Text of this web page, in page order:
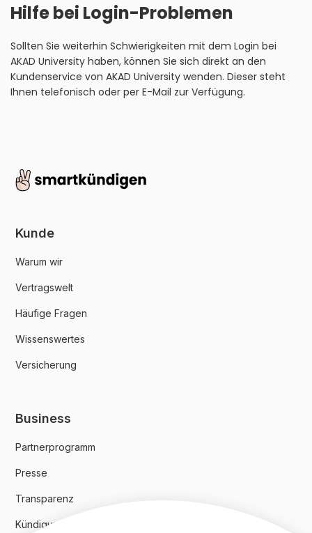
Hilfe bei Login-Problemen
Sollten Sie weiterhin Schwierigkeiten mit dem Login bei
AKAD University haben, können Sie sich direkt an den
Kundenservice von AKAD University wenden. Dieser steht
Ihnen telefonisch oder per E-Mail zur Verfügung.
Kunde
Warum wir
Vertragswelt
Häufige Fragen
Wissenswertes
Versicherung
Business
Partnerprogramm
Presse
Transparenz
Kündigungsindex 2024